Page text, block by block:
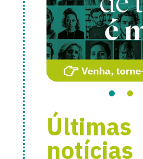
Últimas
notícias